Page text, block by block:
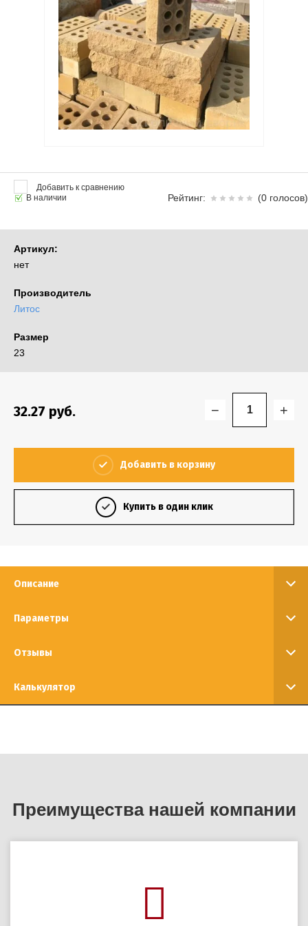
Добавить к сравнению
Рейтинг: (0 голосов)
В наличии
Артикул:
нет
Производитель
Литос
Размер
23
32.27 руб. − +
Добавить в корзину
Купить в один клик
Описание
Параметры
Отзывы
Калькулятор
Преимущества нашей компании
прием звонков с 08:00-19:00
+7 (916) 165-25-52
+7 (499) 394-40-58
МО, г. Жуковский, ул.
Энергетическая, строение 7
ул.Шоссейная д.7а